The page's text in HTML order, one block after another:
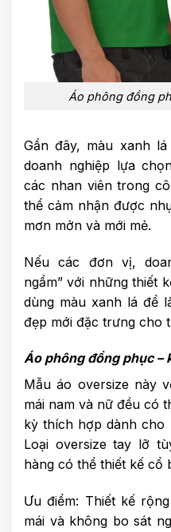
Áo phông đồng
Gần đây, màu xanh
doanh nghiệp lựa
các nhan viên trong
thể cảm nhận được
mơn mởn và mới mẻ.
Nếu các đơn vị,
ngẩm” với những thiết
dùng màu xanh lá để
đẹp mới đặc trưng cho
Áo phông đồng phục –
Mẫu áo oversize này
mái nam và nữ đều có
kỳ thích hợp dành cho
Loại oversize tay lỡ
hàng có thể thiết kế cổ
Ưu điểm: Thiết kế
mái và không bo sát